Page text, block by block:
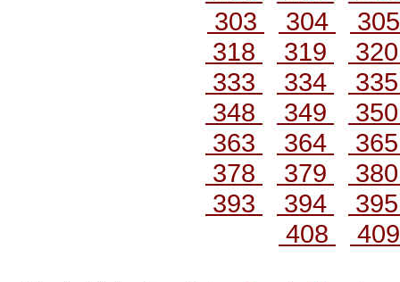
303
304
318
319
333
334
348
349
363
364
378
379
393
394
408